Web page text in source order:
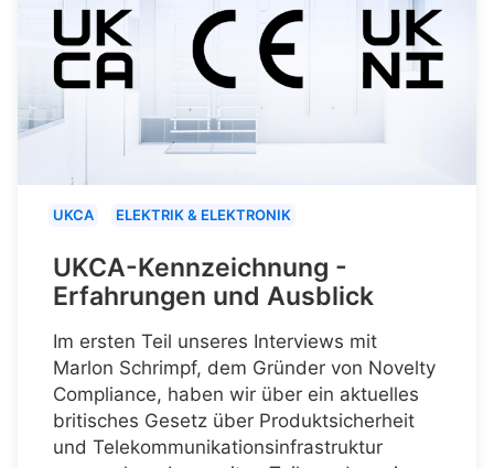
UKCA ELEKTRIK & ELEKTRONIK
UKCA-Kennzeichnung -
Erfahrungen und Ausblick
Im ersten Teil unseres Interviews mit
Marlon Schrimpf, dem Gründer von Novelty
Compliance, haben wir über ein aktuelles
britisches Gesetz über Produktsicherheit
und Telekommunikationsinfrastruktur